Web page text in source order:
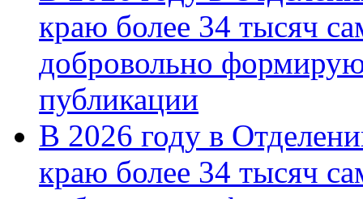
краю более 34 тысяч
добровольно
публикации
В 2026 году в
краю более 34 тысяч